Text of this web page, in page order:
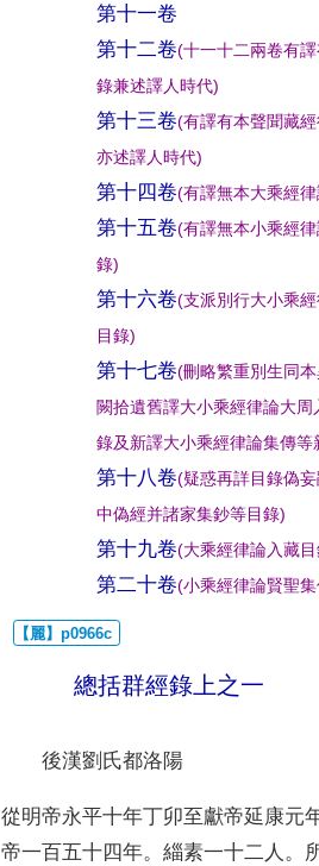
第十一卷
第十二卷(十一十二兩卷有
錄兼述譯人時代)
第十三卷(有譯有本聲聞藏
亦述譯人時代)
第十四卷(有譯無本大乘經
第十五卷(有譯無本小乘經
錄)
第十六卷(支派別行大小乘
目錄)
第十七卷(刪略繁重別生同
闕拾遺舊譯大小乘經律論大周
錄及新譯大小乘經律論集傳等
第十八卷(疑惑再詳目錄偽
中偽經并諸家集鈔等目錄)
第十九卷(大乘經律論入藏
第二十卷(小乘經律論賢聖
總括群經錄上之一
後漢劉氏都洛陽
從明帝永平十年丁卯至獻帝延康元
帝一百五十四年。緇素一十二 人 。